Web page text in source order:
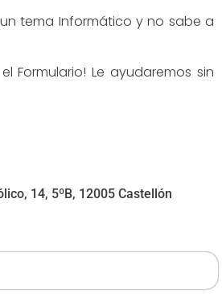
tema Informático y no sabe a
Formulario! Le ayudaremos sin
14, 5ºB, 12005 Castellón